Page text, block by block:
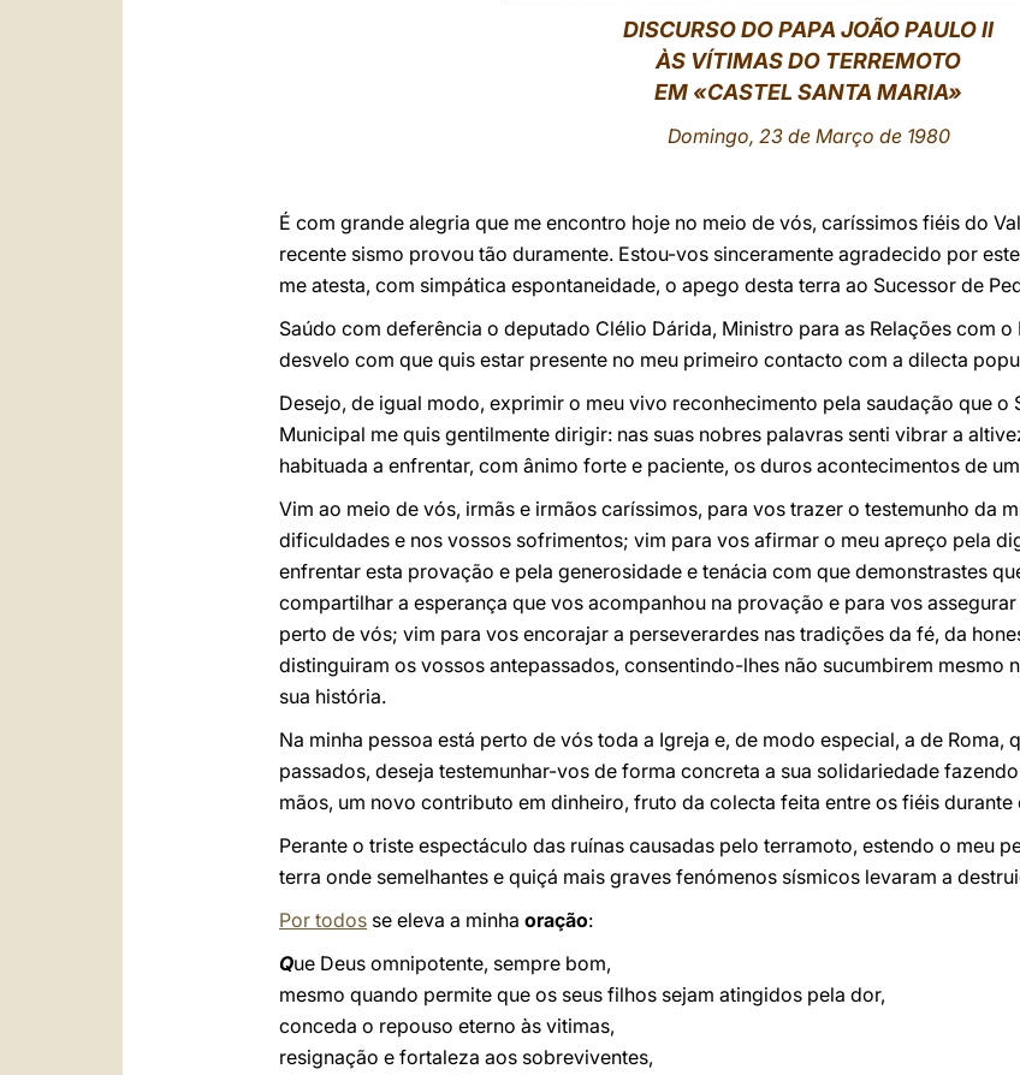
DISCURSO DO PAPA JOÃO PAULO II
ÀS VÍTIMAS DO TERREMOTO
EM «CASTEL SANTA MARIA»
Domingo, 23 de Março de 1980
É com grande alegria que me encontro hoje no meio de vós, caríssimos fiéis do
recente sismo provou tão duramente. Estou-vos sinceramente agradecido por
me atesta, com simpática espontaneidade, o apego desta terra ao Sucessor de
Saúdo com deferência o deputado Clélio Dárida, Ministro para as Relações com
desvelo com que quis estar presente no meu primeiro contacto com a dilecta
Desejo, de igual modo, exprimir o meu vivo reconhecimento pela saudação que o
Municipal me quis gentilmente dirigir: nas suas nobres palavras senti vibrar a
habituada a enfrentar, com ânimo forte e paciente, os duros acontecimentos de
Vim ao meio de vós, irmãs e irmãos caríssimos, para vos trazer o testemunho da
dificuldades e nos vossos sofrimentos; vim para vos afirmar o meu apreço pela
enfrentar esta provação e pela generosidade e tenácia com que demonstrastes
compartilhar a esperança que vos acompanhou na provação e para vos
perto de vós; vim para vos encorajar a perseverardes nas tradições da fé, da
distinguiram os vossos antepassados, consentindo-lhes não sucumbirem mesmo
sua história.
Na minha pessoa está perto de vós toda a Igreja e, de modo especial, a de Roma,
passados, deseja testemunhar-vos de forma concreta a sua solidariedade
mãos, um novo contributo em dinheiro, fruto da colecta feita entre os fiéis
Perante o triste espectáculo das ruínas causadas pelo terramoto, estendo o meu
terra onde semelhantes e quiçá mais graves fenómenos sísmicos levaram a
Por todos se eleva a minha oração:
Que Deus omnipotente, sempre bom,
mesmo quando permite que os seus filhos sejam atingidos pela dor,
conceda o repouso eterno às vitimas,
resignação e fortaleza aos sobreviventes,